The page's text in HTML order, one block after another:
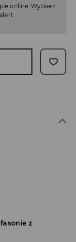
online. Wybierz
z